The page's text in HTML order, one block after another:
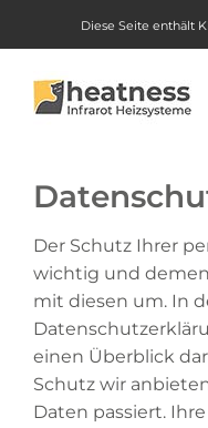
Diese Seite enthält
content
Der Schutz Ihrer
wichtig und
mit diesen um. In
einen Überblick
Schutz wir
Daten passiert.